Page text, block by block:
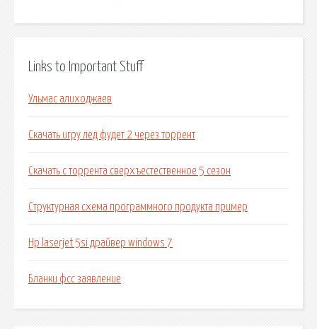
Links to Important Stuff
Ульмас алиходжаев
Скачать игру лед фудет 2 через торрент
Скачать с торрента сверхъестественное 5 сезон
Структурная схема программного продукта пример
Hp laserjet 5si драйвер windows 7
Бланки фсс заявление